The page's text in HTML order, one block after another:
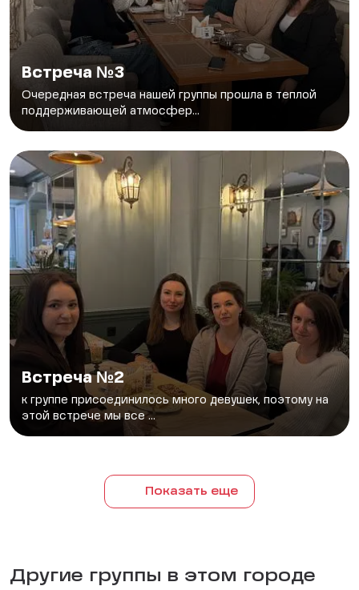
Встреча №3
Очередная встреча нашей группы прошла в теплой
поддерживающей атмосфер...
Встреча №2
к группе присоединилось много девушек, поэтому на
этой встрече мы все ...
Показать еще
Другие группы в этом городе